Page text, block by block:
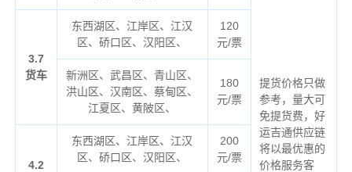
提货价格只做
参考，量大可
免提货费，好
运吉通供应链
将以最优惠的
价格服务客
3.7
货车
东西湖区、江岸区、江汉
区、硚口区、汉阳区、
120
元/票
新洲区、武昌区、青山区、
洪山区、汉南区、蔡甸区、
江夏区、黄陂区、
180
元/票
4.2
东西湖区、江岸区、江汉
区、硚口区、汉阳区、
200
元/票